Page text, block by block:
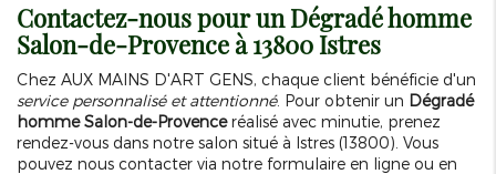
Contactez-nous pour unDégradé homme
Salon-de-Provence à 13800 Istres
Chez AUX MAINS D'ART GENS, chaque client bénéficie d'un
service personnalisé et attentionné. Pour obtenir un Dégradé
homme Salon-de-Provenceréalisé avec minutie, prenez
rendez-vous dans notre salon situé à Istres (13800). Vous
pouvez nous contacter via notre formulaire en ligne ou en